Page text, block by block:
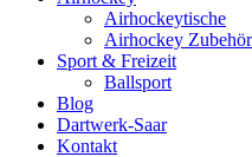
Airhockeytische
Airhockey Zubehör
Sport & Freizeit
Ballsport
Blog
Dartwerk-Saar
Kontakt